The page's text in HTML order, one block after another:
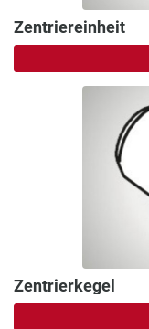
Zentriereinheit
Zentrierkegel